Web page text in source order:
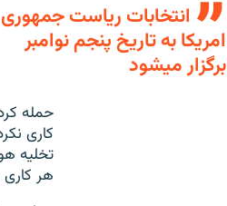
انتخابات ریاست جمهوری
امریکا به تاریخ پنجم نوامبر
برگزار میشود
حمله
کاری
تخلیه
هر